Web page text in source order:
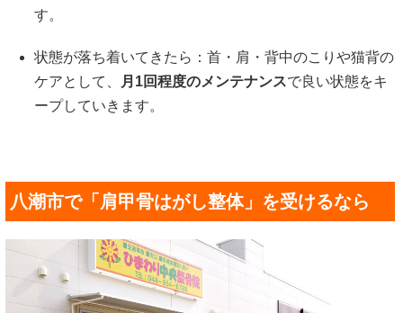
す。
状態が落ち着いてきたら：首・肩・背中のこりや猫背の
ケアとして、
月1回程度のメンテナンスで良い状態をキ
ープしていきます。
八潮市で「肩甲骨はがし整体」を受けるなら